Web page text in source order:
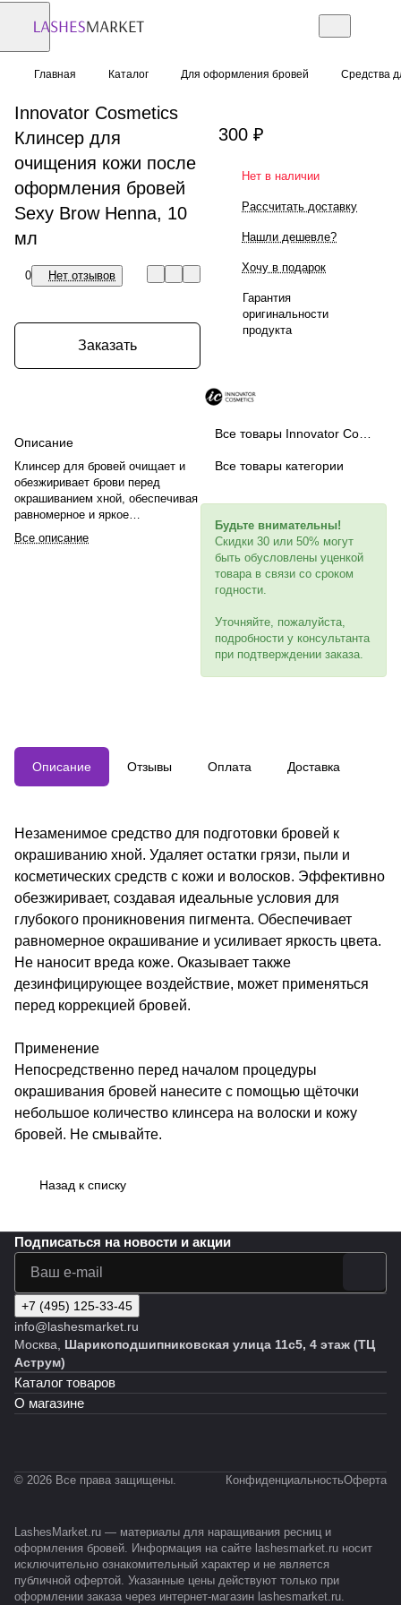
Главная Каталог Для оформления бровей Средства
Innovator Cosmetics
Клинсер для
очищения кожи после
оформления бровей
Sexy Brow Henna, 10
мл
0 Нет отзывов
Заказать
Описание
Клинсер для бровей очищает и
обезжиривает брови перед
окрашиванием хной, обеспечивая
равномерное и яркое
окрашивание. Наносится перед
процедурой, не смывается,
Все описание
300 ₽
Нет в наличии
Рассчитать доставку
Нашли дешевле?
Хочу в подарок
Гарантия
оригинальности
продукта
Все товары категории
Будьте внимательны!
Скидки 30 или 50% могут
быть обусловлены уценкой
товара в связи со сроком
годности.
Уточняйте, пожалуйста,
подробности у консультанта
при подтверждении заказа.
Описание Отзывы Оплата Доставка
Незаменимое средство для подготовки бровей к
окрашиванию хной. Удаляет остатки грязи, пыли и
косметических средств с кожи и волосков. Эффективно
обезжиривает, создавая идеальные условия для
глубокого проникновения пигмента. Обеспечивает
равномерное окрашивание и усиливает яркость цвета.
Не наносит вреда коже. Оказывает также
дезинфицирующее воздействие, может применяться
перед коррекцией бровей.
Применение
Непосредственно перед началом процедуры
окрашивания бровей нанесите с помощью щёточки
небольшое количество клинсера на волоски и кожу
бровей. Не смывайте.
Назад к списку
Подписаться на новости и акции
+7 (495) 125-33-45
info@lashesmarket.ru
Москва, Шарикоподшипниковская улица 11с5, 4 этаж (ТЦ
Аструм)
Каталог товаров
О магазине
© 2026 Все права защищены. КонфиденциальностьОферта
LashesMarket.ru — материалы для наращивания ресниц и
оформления бровей. Информация на сайте lashesmarket.ru носит
исключительно ознакомительный характер и не является
публичной офертой. Указанные цены действуют только при
оформлении заказа через интернет-магазин lashesmarket.ru.